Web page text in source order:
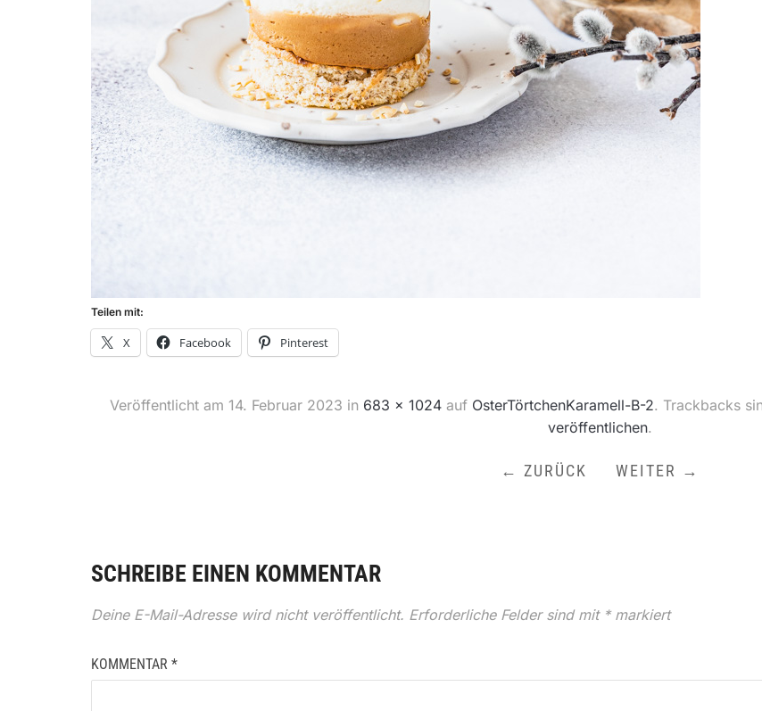
Teilen mit:
X Facebook Pinterest
Veröffentlicht am 14. Februar 2023 in 683 × 1024auf OsterTörtchenKaramell-B-2. Trackbacks
veröffentlichen.
← ZURÜCK WEITER →
SCHREIBE EINEN KOMMENTAR
Deine E-Mail-Adresse wird nicht veröffentlicht. Erforderliche Felder sind mit *markiert
KOMMENTAR *